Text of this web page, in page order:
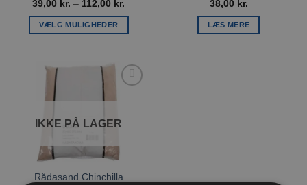
39,00 kr. – 112,00 kr.
VÆLG MULIGHEDER
kan
på
38,00 kr.
LÆS MERE
IKKE PÅ LAGER
Rådasand Chinchilla